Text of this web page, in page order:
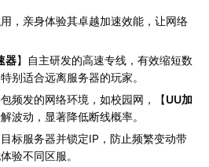
用，亲身体验其卓越加速效能，让网络
器】自主研发的高速专线，有效缩短数
别适合远离服务器的玩家。
包频发的网络环境，如校园网，【UU加
波动，显著降低断线概率。
目标服务器并锁定IP，防止频繁变动带
验不同区服。